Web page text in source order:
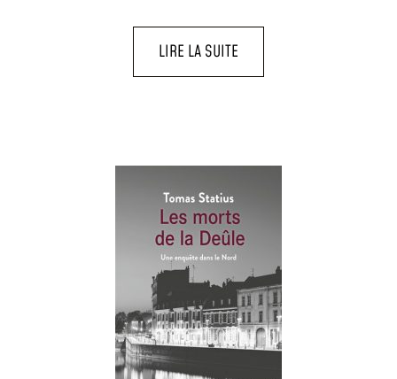
LIRE LA SUITE